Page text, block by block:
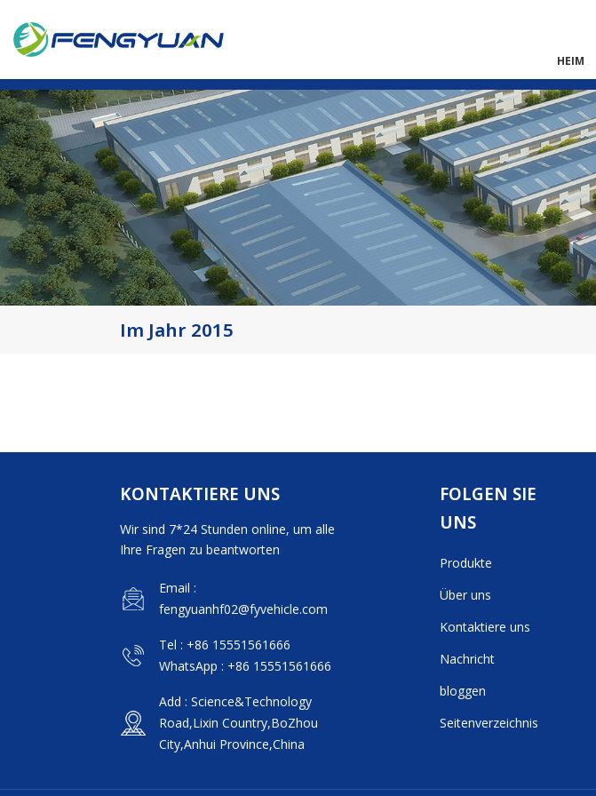
HEIM
Im Jahr 2015
KONTAKTIERE UNS
Wir sind 7*24 Stunden online, um alle
Ihre Fragen zu beantworten
Email :
fengyuanhf02@fyvehicle.com
Tel : +86 15551561666
WhatsApp : +86 15551561666
Add : Science&Technology
Road,Lixin Country,BoZhou
City,Anhui Province,China
FOLGEN SIE
UNS
Produkte
Über uns
Kontaktiere uns
Nachricht
bloggen
Seitenverzeichnis